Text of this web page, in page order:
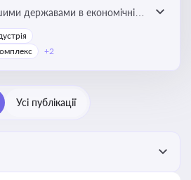
державами в економічній
та імпорт товарів і послуг,
інвестиції, торгівлю,
+2
Усі публікації